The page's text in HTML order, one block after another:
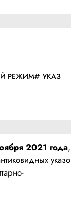
РЕЖИМ УКАЗ
2021 года